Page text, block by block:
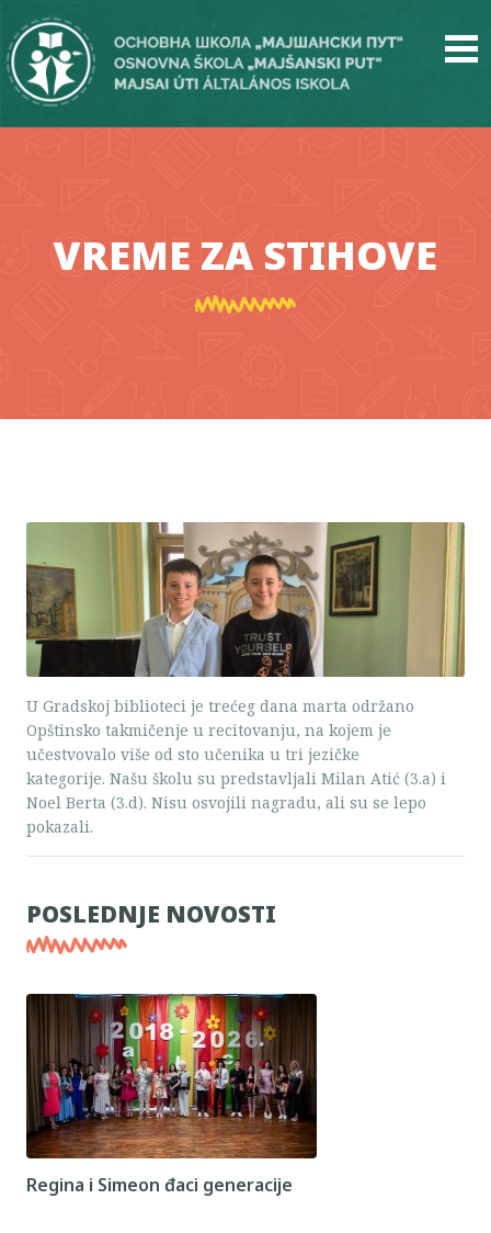
main
content
VREME ZA STIHOVE
U Gradskoj biblioteci je trećeg dana marta održano
Opštinsko takmičenje u recitovanju, na kojem je
učestvovalo više od sto učenika u tri jezičke
kategorije. Našu školu su predstavljali Milan Atić (3.a) i
Noel Berta (3.d). Nisu osvojili nagradu, ali su se lepo
pokazali.
POSLEDNJE NOVOSTI
Regina i Simeon đaci generacije